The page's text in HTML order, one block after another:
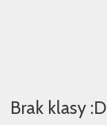
Brak klasy :D